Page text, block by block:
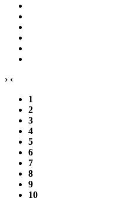
› ‹
1
2
3
4
5
6
7
8
9
10